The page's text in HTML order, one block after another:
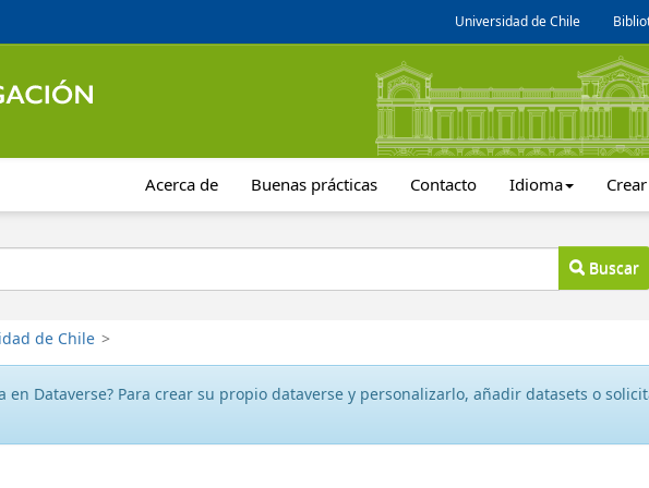
Universidad de Chile
Acerca de Buenas prácticas Contacto Idioma
Buscar
de Chile >
en Dataverse? Para crear su propio dataverse y personalizarlo, añadir datasets o